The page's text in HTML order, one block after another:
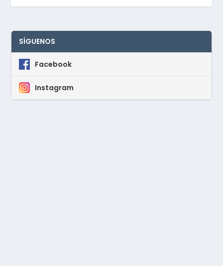
SÍGUENOS
Facebook
Instagram